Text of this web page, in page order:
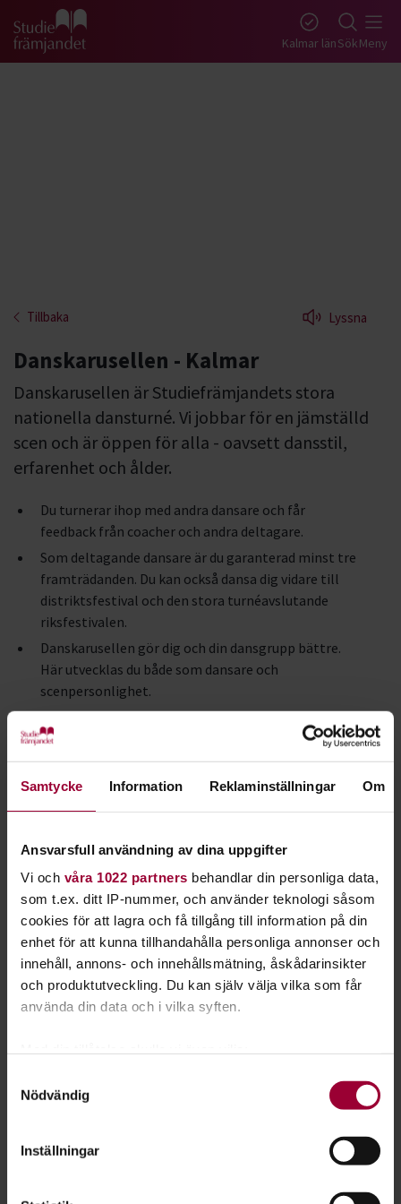
Samtycke Information Reklaminställningar Om
Ansvarsfull användning av dina uppgifter
Vi och våra 1022 partners behandlar din personliga data,
som t.ex. ditt IP-nummer, och använder teknologi såsom
cookies för att lagra och få tillgång till information på din
enhet för att kunna tillhandahålla personliga annonser och
innehåll, annons- och innehållsmätning, åskådarinsikter
och produktutveckling. Du kan själv välja vilka som får
använda din data och i vilka syften.
som kan ha en noggrannhet på upp till flera meter
Ta reda på mer om hur dina personliga uppgifter
Nödvändig
Inställningar
Gå till studiefrämjandets startsida Kalmar länSökMeny
Tillbaka Lyssna
Danskarusellen - Kalmar
Danskarusellen är Studiefrämjandets stora
nationella dansturné. Vi jobbar för en jämställd
scen och är öppen för alla - oavsett dansstil,
erfarenhet och ålder.
Du turnerar ihop med andra dansare och får
feedback från coacher och andra deltagare.
Som deltagande dansare är du garanterad minst tre
framträdanden. Du kan också dansa dig vidare till
distriktsfestival och den stora turnéavslutande
riksfestivalen.
Danskarusellen gör dig och din dansgrupp bättre.
Här utvecklas du både som dansare och
scenpersonlighet.
Via feedback, nätverkande och möten med andra
dansare samlar du på dig massor av bra
erfarenheter.
Danskarusellen arrangeras av Studiefrämjandet i
samarbete med fritidsgårdar, föreningar och lokala
Den stora resan med Danskarusellen
Stämningen, nervositeten, glädjen, utvecklingen,
sammanhållningen, nätverkandet, uppladdningen,
uppträdandet, firandet, feedbackandet, lärandet. Snacka om
folkbildning!
Norrköping 2019.